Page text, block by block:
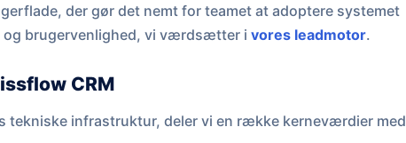
der gør det nemt for teamet at adoptere systemet
og brugervenlighed, vi værdsætter ivores leadmotor.
CRM
tekniske infrastruktur, deler vi en række kerneværdier med